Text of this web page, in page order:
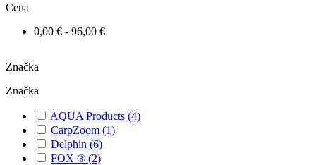
Cena
0,00 € - 96,00 €
Značka
Značka
AQUA Products (4)
CarpZoom (1)
Delphin (6)
FOX ® (2)